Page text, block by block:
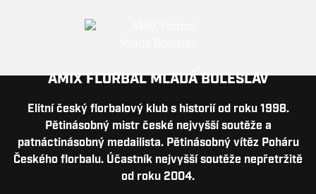
AMIX FLORBAL MLADÁ BOLESLAV
Elitní český florbalový klub s historií od roku 1998.
Pětinásobný mistr české nejvyšší soutěže a
patnáctinásobný medailista. Pětinásobný vítěz Poháru
Českého florbalu. Účastník nejvyšší soutěže nepřetržitě
od roku 2004.